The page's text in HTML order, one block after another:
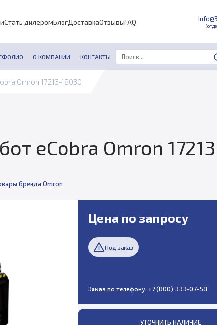
Стать дилеромБлогДоставкаОтзывыFAQ
О КОМПАНИИ КОНТАКТЫ
Omron 17213-18030
eCobra Omron
бренда Omron
Цена по запросу
Под заказ
Заказ по телефону: +7 (800) 333-07-58
УТОЧНИТЬ НАЛИЧИЕ